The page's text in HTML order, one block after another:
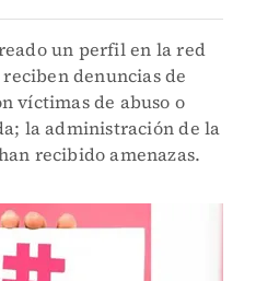
un perfil en la red
denuncias de
víctimas de abuso o
la administración de la
recibido amenazas.